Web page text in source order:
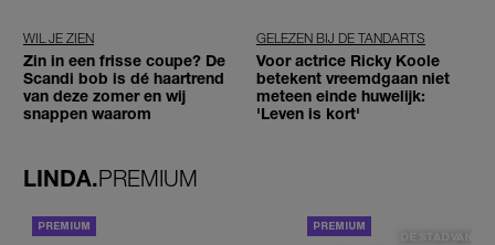
WIL JE ZIEN
Zin in een frisse coupe? De
Scandi bob is dé haartrend
van deze zomer en wij
snappen waarom
GELEZEN BIJ DE TANDARTS
Voor actrice Ricky Koole
betekent vreemdgaan niet
meteen einde huwelijk:
'Leven is kort'
LINDA.PREMIUM
DE STAD VAN